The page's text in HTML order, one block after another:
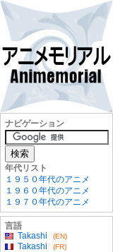
ナビゲーション
年代リスト
１９５０年代のアニメ
１９６０年代のアニメ
１９７０年代のアニメ
言語
Takashi
(EN)
Takashi (FR)